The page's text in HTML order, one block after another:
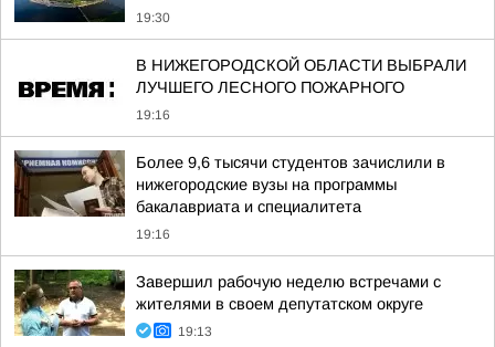
19:30
В НИЖЕГОРОДСКОЙ ОБЛАСТИ ВЫБРАЛИ
ЛУЧШЕГО ЛЕСНОГО ПОЖАРНОГО
19:16
Более 9,6 тысячи студентов зачислили в
нижегородские вузы на программы
бакалавриата и специалитета
19:16
Завершил рабочую неделю встречами с
жителями в своем депутатском округе
19:13